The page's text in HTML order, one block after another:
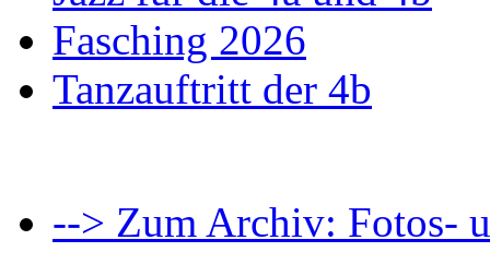
Fasching 2026
Tanzauftritt der 4b
--> Zum Archiv: Fotos-